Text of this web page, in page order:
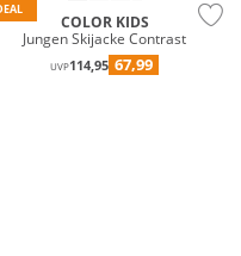
COLOR KIDS
Jungen Skijacke Contrast
UVP114,95 67,99